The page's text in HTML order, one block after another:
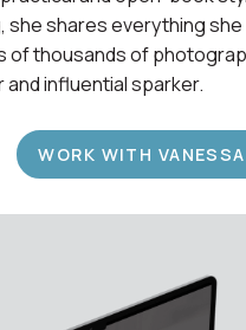
she shares everything she
of thousands of
influential sparker.
WORK WITH